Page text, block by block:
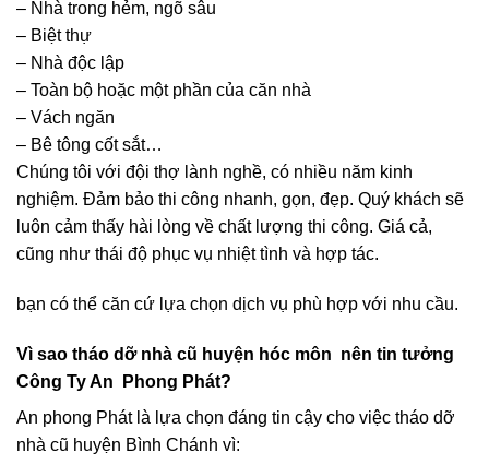
– Nhà trong hẻm, ngõ sâu
– Biệt thự
– Nhà độc lập
– Toàn bộ hoặc một phần của căn nhà
– Vách ngăn
– Bê tông cốt sắt…
Chúng tôi với đội thợ lành nghề, có nhiều năm kinh
nghiệm. Đảm bảo thi công nhanh, gọn, đẹp. Quý khách sẽ
luôn cảm thấy hài lòng về chất lượng thi công. Giá cả,
cũng như thái độ phục vụ nhiệt tình và hợp tác.
bạn có thể căn cứ lựa chọn dịch vụ phù hợp với nhu cầu.
Vì sao tháo dỡ nhà cũ huyện hóc môn nên tin tưởng
Công Ty An Phong Phát?
An phong Phát là lựa chọn đáng tin cậy cho việc tháo dỡ
nhà cũ huyện Bình Chánh vì: